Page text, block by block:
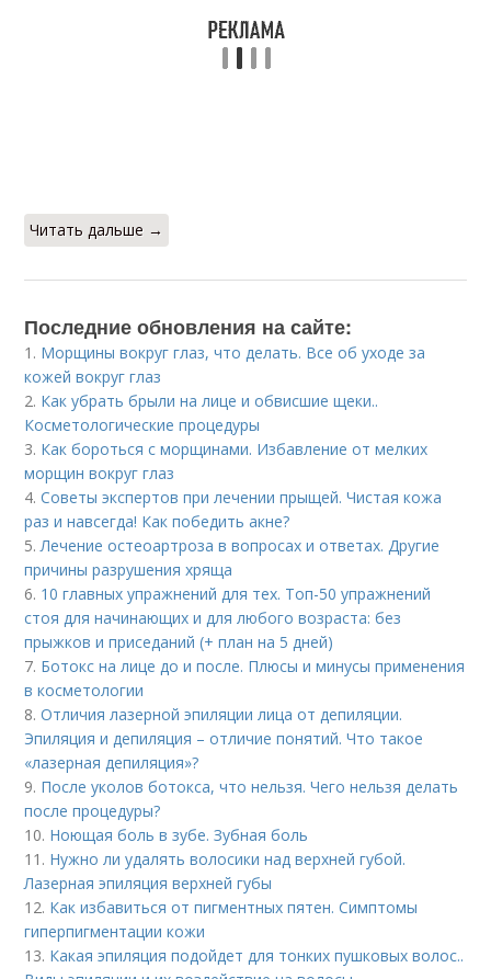
Читать дальше →
Последние обновления на сайте:
1. Морщины вокруг глаз, что делать. Все об уходе за
кожей вокруг глаз
2. Как убрать брыли на лице и обвисшие щеки..
Косметологические процедуры
3. Как бороться с морщинами. Избавление от мелких
морщин вокруг глаз
4.Советы экспертов при лечении прыщей. Чистая кожа
раз и навсегда! Как победить акне?
5.Лечение остеоартроза в вопросах и ответах. Другие
причины разрушения хряща
6. 10 главных упражнений для тех. Топ-50 упражнений
стоя для начинающих и для любого возраста: без
прыжков и приседаний (+ план на 5 дней)
7. Ботокс на лице до и после. Плюсы и минусы применения
в косметологии
8.Отличия лазерной эпиляции лица от депиляции.
Эпиляция и депиляция – отличие понятий. Что такое
«лазерная депиляция»?
9. После уколов ботокса, что нельзя. Чего нельзя делать
после процедуры?
10. Ноющая боль в зубе. Зубная боль
11. Нужно ли удалять волосики над верхней губой.
Лазерная эпиляция верхней губы
12. Как избавиться от пигментных пятен. Симптомы
гиперпигментации кожи
13. Какая эпиляция подойдет для тонких пушковых волос..